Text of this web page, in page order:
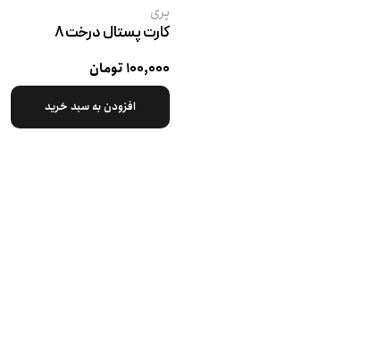
پری
کارت پستال درخت ۸
۱۰۰,۰۰۰ تومان
افزودن به سبد خرید